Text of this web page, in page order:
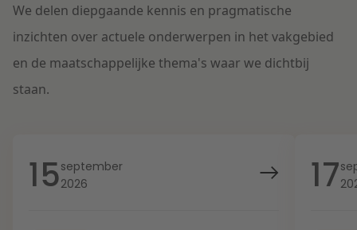
We delen diepgaande kennis en pragmatische
inzichten over actuele onderwerpen in het vakgebied
en de maatschappelijke thema's waar we dichtbij
staan.
15september
2026
17